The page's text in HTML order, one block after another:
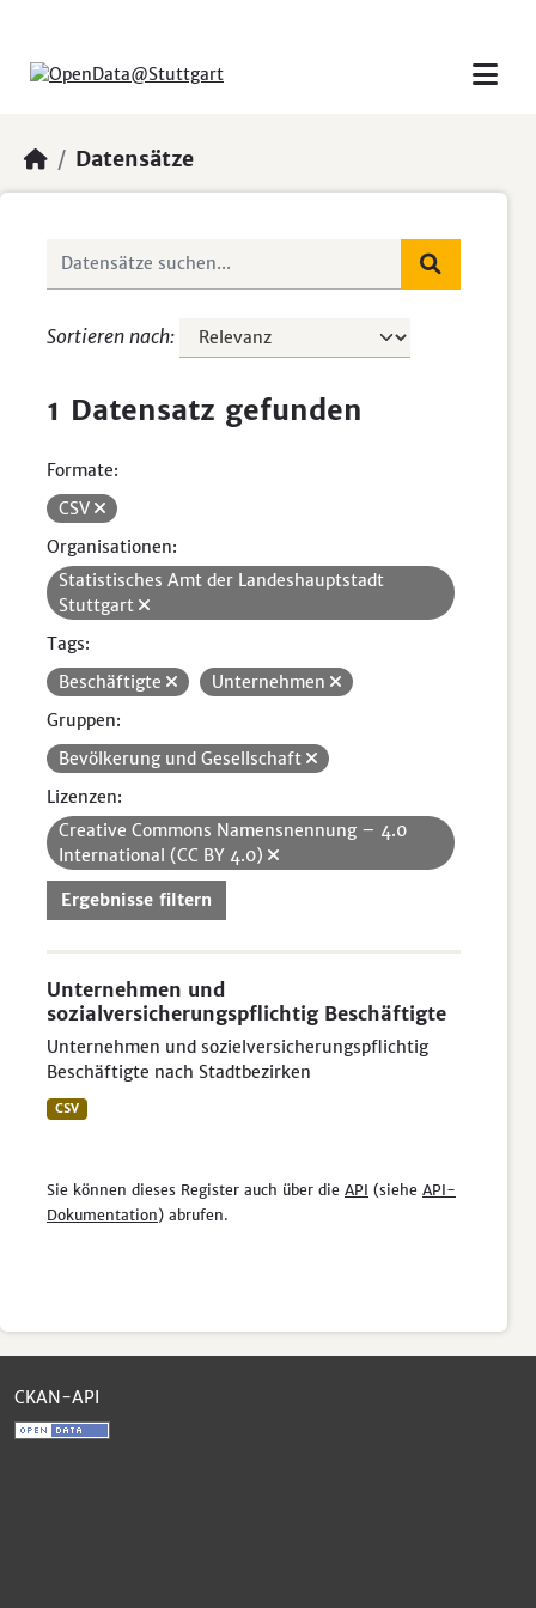
Datensätze
Sortieren nach
1 Datensatz gefunden
Formate:
CSV
Organisationen:
Statistisches Amt der Landeshauptstadt
Stuttgart
Tags:
Beschäftigte
Unternehmen
Gruppen:
Bevölkerung und Gesellschaft
Lizenzen:
Creative Commons Namensnennung – 4.0
International (CC BY 4.0)
Ergebnisse filtern
Unternehmen und
sozialversicherungspflichtig Beschäftigte
Unternehmen und sozielversicherungspflichtig
Beschäftigte nach Stadtbezirken
CSV
Sie können dieses Register auch über die API (siehe API-
Dokumentation) abrufen.
CKAN-API